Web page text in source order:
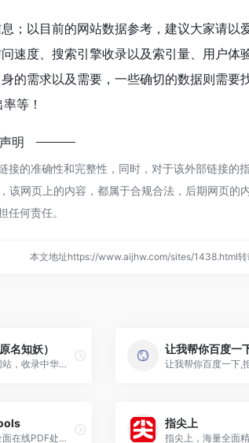
；以目前的网站数据参考，建议大家请以
速度、搜索引擎收录以及索引量、用户体
的需求以及需要，一些确切的数据则需要
等！
明
的准确性和完整性，同时，对于该外部链接的
网页上的内容，都属于合规合法，后期网页的
何责任。
本文地址https://www.aijhw.com/sites/1438.html转
名知妖）
纪妖官方网站，收录中华上下具有历史意义的怪力乱神文化，包括但不仅限于妖，怪，神，魔，鬼，精，仙等，纪妖网带你了解古今中外不同的文化知识。
让我帮你百度一
一个提供全面在线PDF处理工具的平台
指尖上